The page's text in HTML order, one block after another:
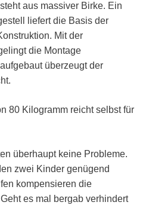
aus massiver Birke. Ein
liefert die Basis der
Mit der
die Montage
überzeugt der
80 Kilogramm reicht selbst für
überhaupt keine Probleme.
zwei Kinder genügend
kompensieren die
es mal bergab verhindert